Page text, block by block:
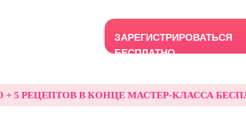
ЗАРЕГИСТРИРОВАТЬСЯ
БЕСПЛАТНО
В КОНЦЕ МАСТЕР-КЛАССА БЕСПЛАТНО